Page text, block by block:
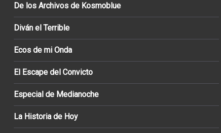
De los Archivos de Kosmoblue
Diván el Terrible
Ecos de mi Onda
El Escape del Convicto
Especial de Medianoche
La Historia de Hoy